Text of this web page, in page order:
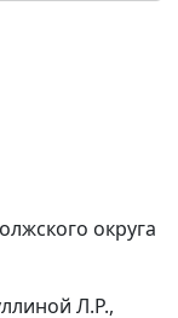
округа
Л.Р.,